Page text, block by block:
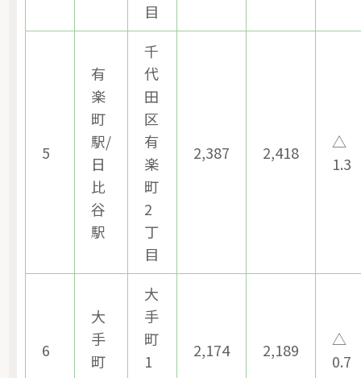
目
5
有
楽
町
駅/
日
比
谷
駅
千
代
田
区
有
楽
町
2
丁
目
2,387 2,418
△
1.3
6
大
手
町
大
手
町
1
2,174 2,189
△
0.7